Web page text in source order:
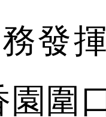
發
園圍